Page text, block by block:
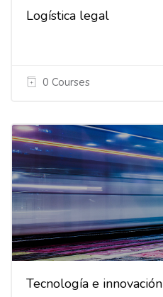
Logística legal
0 Courses
Tecnología e innovación